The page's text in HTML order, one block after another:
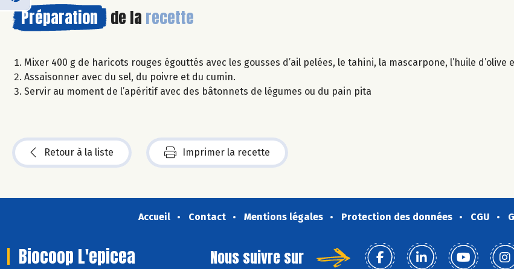
Préparation de la recette
Mixer 400 g de haricots rouges égouttés avec les gousses d’ail pelées, le tahini, la mascarpone, l’huile d’olive
Assaisonner avec du sel, du poivre et du cumin.
Servir au moment de l’apéritif avec des bâtonnets de légumes ou du pain pita
Retour à la liste Imprimer la recette
Accueil Contact Mentions légales Protection des données CGU
Biocoop L'epicea Nous suivre sur